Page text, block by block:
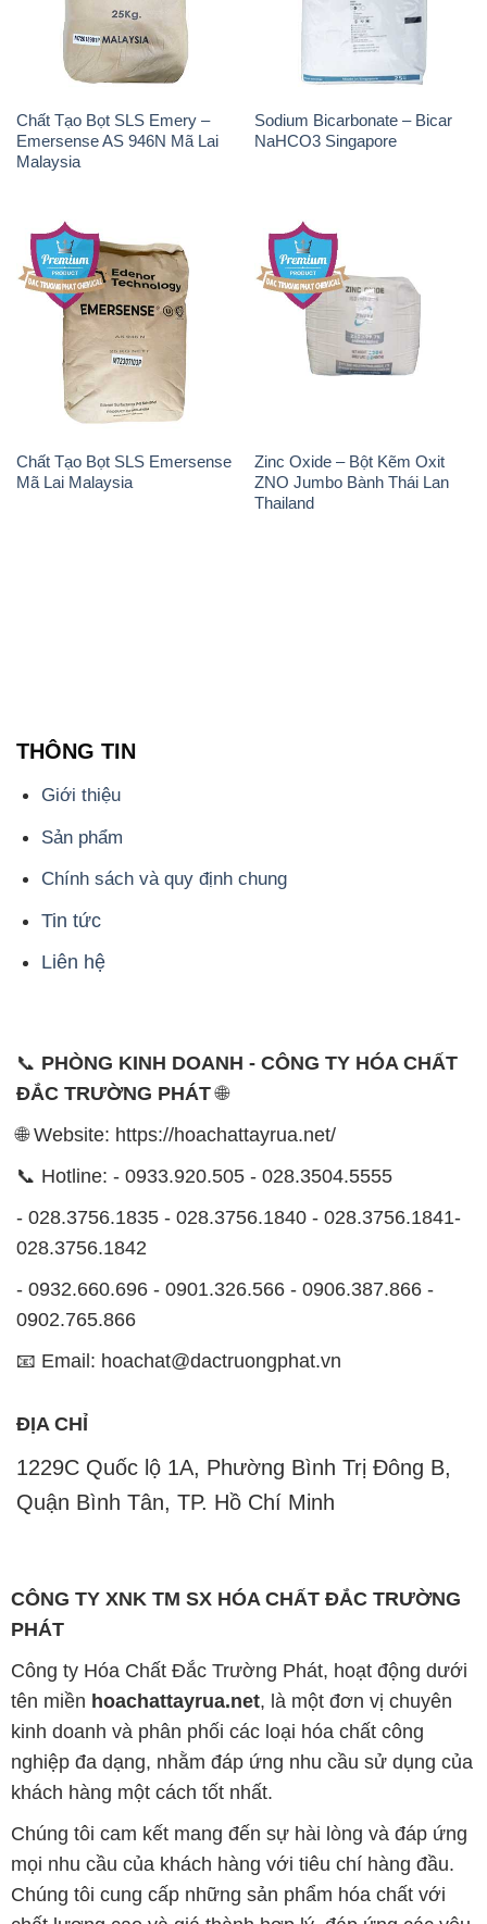
Chất Tạo Bọt SLS Emery –
Emersense AS 946N Mã Lai
Malaysia
Sodium Bicarbonate – Bicar
NaHCO3 Singapore
Chất Tạo Bọt SLS Emersense
Mã Lai Malaysia
Zinc Oxide – Bột Kẽm Oxit
ZNO Jumbo Bành Thái Lan
Thailand
THÔNG TIN
Giới thiệu
Sản phẩm
Chính sách và quy định chung
Tin tức
Liên hệ
📞 PHÒNG KINH DOANH - CÔNG TY HÓA CHẤT
ĐẮC TRƯỜNG PHÁT🌐
🌐 Website: https://hoachattayrua.net/
📞 Hotline: - 0933.920.505 - 028.3504.5555
- 028.3756.1835 - 028.3756.1840 - 028.3756.1841-
028.3756.1842
- 0932.660.696 - 0901.326.566 - 0906.387.866 -
0902.765.866
📧 Email: hoachat@dactruongphat.vn
ĐỊA CHỈ
1229C Quốc lộ 1A, Phường Bình Trị Đông B,
Quận Bình Tân, TP. Hồ Chí Minh
CÔNG TY XNK TM SX HÓA CHẤT ĐẮC TRƯỜNG
PHÁT
Công ty Hóa Chất Đắc Trường Phát, hoạt động dưới
tên miền hoachattayrua.net, là một đơn vị chuyên
kinh doanh và phân phối các loại hóa chất công
nghiệp đa dạng, nhằm đáp ứng nhu cầu sử dụng của
khách hàng một cách tốt nhất.
Chúng tôi cam kết mang đến sự hài lòng và đáp ứng
mọi nhu cầu của khách hàng với tiêu chí hàng đầu.
Chúng tôi cung cấp những sản phẩm hóa chất với